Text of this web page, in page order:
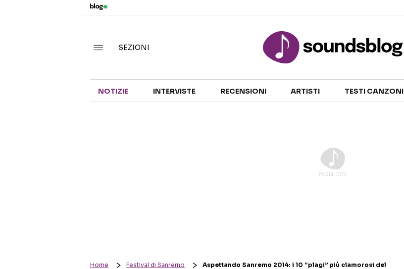
TALENT SHOW
SEZIONI
NOTIZIE INTERVISTE RECENSIONI ARTISTI TESTI CANZONI
Home Festival di Sanremo
Aspettando Sanremo 2014: i 10 “plagi” più clamorosi del